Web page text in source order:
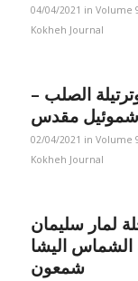
04/04/2021 in Volume
Kokheh Journal
الصلب –
شموئيل مقدس
02/04/2021 in Volume
Kokheh Journal
لمار سليمان
اليشا
شمعون